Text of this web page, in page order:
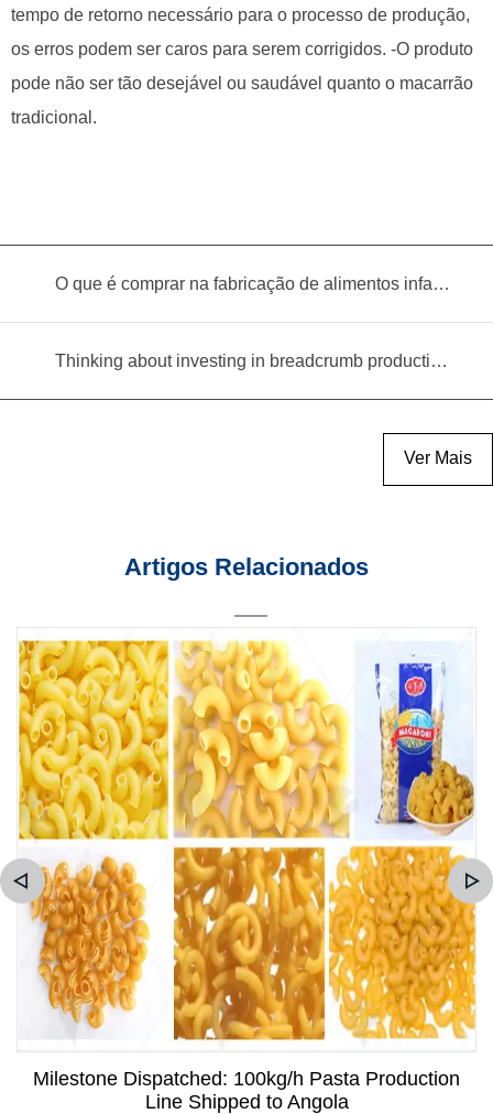
tempo de retorno necessário para o processo de produção,
os erros podem ser caros para serem corrigidos. -O produto
pode não ser tão desejável ou saudável quanto o macarrão
tradicional.
O que é comprar na fabricação de alimentos infantis?
Thinking about investing in breadcrumb production? Read this equipment selection guide before you decide
Ver Mais
Artigos Relacionados
Milestone Dispatched: 100kg/h Pasta Production
Line Shipped to Angola